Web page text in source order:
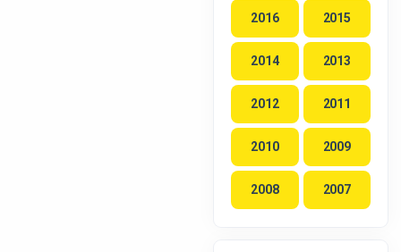
2016 2015
2014 2013
2012 2011
2010 2009
2008 2007